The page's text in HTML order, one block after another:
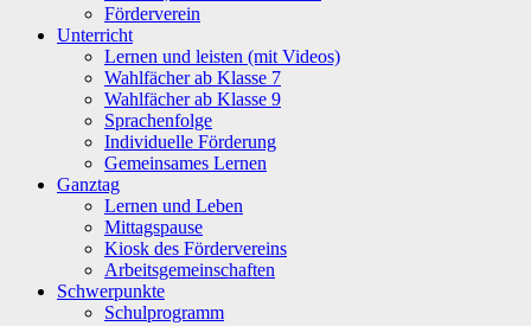
Förderverein
Unterricht
Lernen und leisten (mit Videos)
Wahlfächer ab Klasse 7
Wahlfächer ab Klasse 9
Sprachenfolge
Individuelle Förderung
Gemeinsames Lernen
Ganztag
Lernen und Leben
Mittagspause
Kiosk des Fördervereins
Arbeitsgemeinschaften
Schwerpunkte
Schulprogramm